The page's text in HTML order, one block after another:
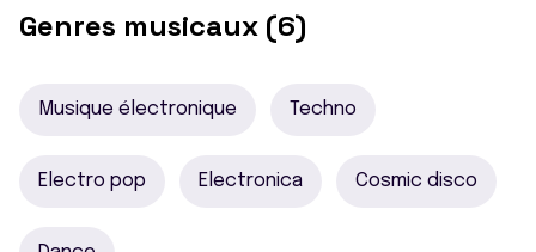
Genres musicaux (6)
Musique électronique Techno
Electro pop Electronica Cosmic disco